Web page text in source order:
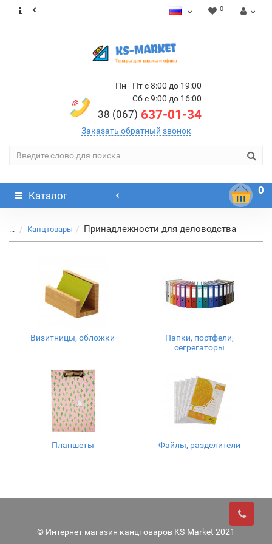
0
Пн - Пт с 8:00 до 19:00
Сб с 9:00 до 16:00
38 (067) 637-01-34
Заказать обратный звонок
Каталог 0
... Канцтовары Принадлежности для деловодства
Визитницы, обложки
Папки, портфели,
сегрегаторы
Планшеты Файлы, разделители
© Интернет магазин канцтоваров KS-Market 2021